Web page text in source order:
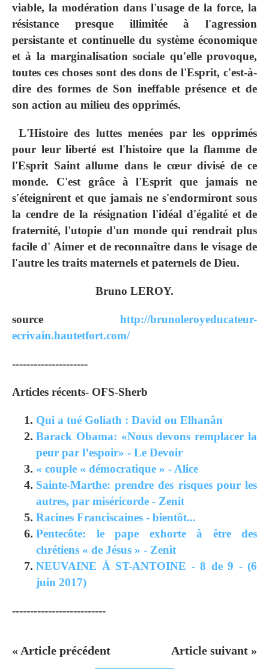
viable, la modération dans l'usage de la force, la
résistance presque illimitée à l'agression
persistante et continuelle du système économique
et à la marginalisation sociale qu'elle provoque,
toutes ces choses sont des dons de l'Esprit, c'est-à-
dire des formes de Son ineffable présence et de
son action au milieu des opprimés.
L'Histoire des luttes menées par les opprimés
pour leur liberté est l'histoire que la flamme de
l'Esprit Saint allume dans le cœur divisé de ce
monde. C'est grâce à l'Esprit que jamais ne
s'éteignirent et que jamais ne s'endormiront sous
la cendre de la résignation l'idéal d'égalité et de
fraternité, l'utopie d'un monde qui rendrait plus
facile d' Aimer et de reconnaître dans le visage de
l'autre les traits maternels et paternels de Dieu.
Bruno LEROY.
source http://brunoleroyeducateur-
ecrivain.hautetfort.com/
---------------------
Articles récents- OFS-Sherb
Qui a tué Goliath : David ou Elhanân
Barack Obama: «Nous devons remplacer la
peur par l’espoir» - Le Devoir
« couple « démocratique » - Alice
Sainte-Marthe: prendre des risques pour les
autres, par miséricorde - Zenit
Racines Franciscaines - bientôt...
Pentecôte: le pape exhorte à être des
chrétiens « de Jésus » - Zenit
NEUVAINE À ST-ANTOINE - 8 de 9 - (6
juin 2017)
--------------------------
« Article précédent Article suivant »